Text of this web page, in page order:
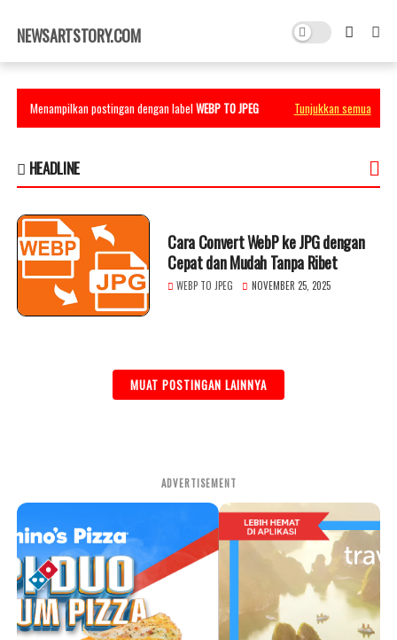
×
NEWSARTSTORY.COM
Menampilkan postingan dengan labelWEBP TO JPEG Tunjukkan semua
HEADLINE
Cara Convert WebP ke JPG dengan
Cepat dan Mudah Tanpa Ribet
WEBP TO JPEG NOVEMBER 25, 2025
MUAT POSTINGAN LAINNYA
ADVERTISEMENT